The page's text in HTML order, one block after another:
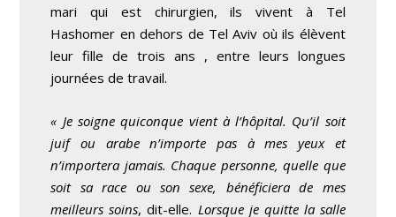
mari qui est chirurgien, ils vivent à Tel
Hashomer en dehors de Tel Aviv où ils élèvent
leur fille de trois ans , entre leurs longues
journées de travail.
« Je soigne quiconque vient à l’hôpital. Qu’il soit
juif ou arabe n’importe pas à mes yeux et
n’importera jamais. Chaque personne, quelle que
soit sa race ou son sexe, bénéficiera de mes
meilleurs soins, dit-elle. Lorsque je quitte la salle